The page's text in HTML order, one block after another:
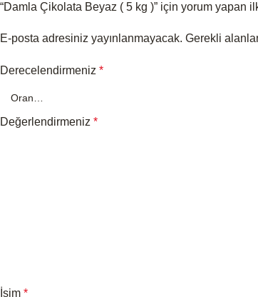
“Damla Çikolata Beyaz ( 5 kg )” için yorum yapan
E-posta adresiniz yayınlanmayacak. Gerekli
Derecelendirmeniz *
Değerlendirmeniz *
İsim *